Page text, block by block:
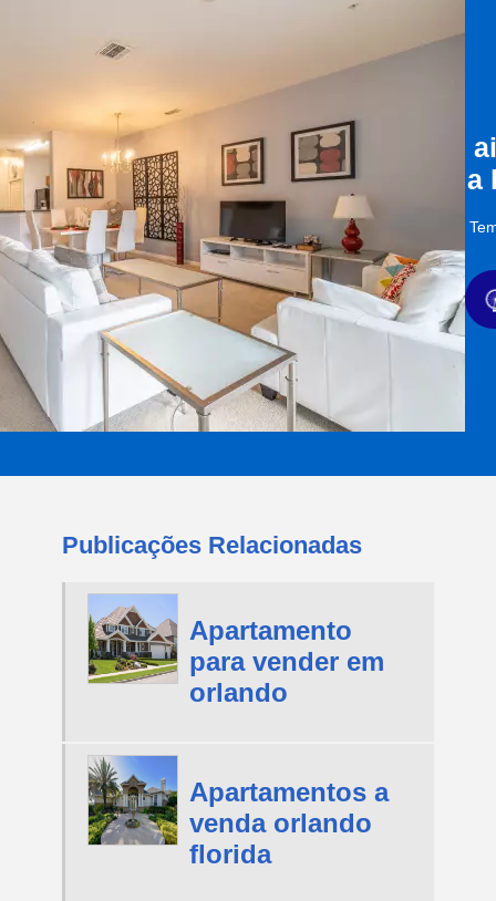
a
Publicações Relacionadas
Apartamento
para vender em
orlando
Apartamentos a
venda orlando
florida